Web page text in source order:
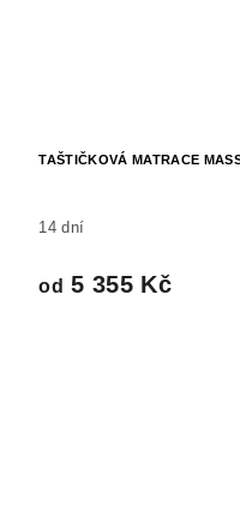
TAŠTIČKOVÁ MATRACE
14 dní
od 5 355 Kč